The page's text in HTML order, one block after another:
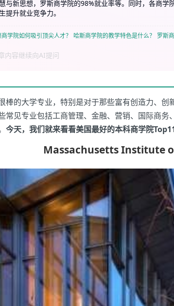
与新思想，罗斯商学院的98%就业率等。同时，各商学
提升就业竞争力。
学院如何吸引顶尖人才？ 哈斯商学院的教学特色是什么？ 罗斯
棒的大学专业，特别是对于那些富有创造力、
常见专业包括工商管理、金融、营销、国际商
今天，我们就来看看美国最好的本科商学院Top11
Massachusetts Institute